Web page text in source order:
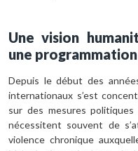
Une vision
une programmation
Depuis le début des
internationaux s’est
sur des mesures
nécessitent souvent de
violence chronique